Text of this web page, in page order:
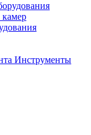
Инструменты